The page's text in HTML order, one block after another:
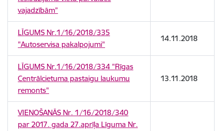
vajadzībām”
LĪGUMS Nr.1/16/2018/335
"Autoservisa pakalpojumi"
14.11.2018
LĪGUMS Nr.1/16/2018/334 "Rīgas
Centrālcietuma pastaigu laukumu
remonts"
13.11.2018
VIENOŠANĀS Nr. 1/16/2018/340
par 2017. gada 27.aprīļa Līguma Nr.